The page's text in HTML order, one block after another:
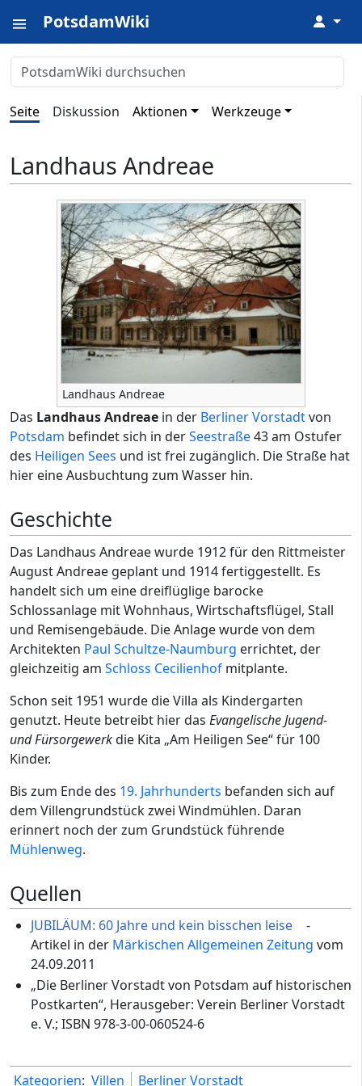
PotsdamWiki ↓
Seite Diskussion Aktionen Werkzeuge
Landhaus Andreae
Landhaus Andreae
Das Landhaus Andreae in der Berliner Vorstadtvon
Potsdam befindet sich in derSeestraße43 am Ostufer
des Heiligen Sees und ist frei zugänglich. Die Straße hat
hier eine Ausbuchtung zum Wasser hin.
Geschichte
Das Landhaus Andreae wurde 1912 für den Rittmeister
August Andreae geplant und 1914 fertiggestellt. Es
handelt sich um eine dreiflüglige barocke
Schlossanlage mit Wohnhaus, Wirtschaftsflügel, Stall
und Remisengebäude. Die Anlage wurde von dem
Architekten Paul Schultze-Naumburg errichtet, der
gleichzeitig am Schloss Cecilienhof mitplante.
Schon seit 1951 wurde die Villa als Kindergarten
genutzt. Heute betreibt hier das Evangelische Jugend-
und Fürsorgewerkdie Kita „Am Heiligen See“ für 100
Kinder.
Bis zum Ende des 19. Jahrhunderts befanden sich auf
dem Villengrundstück zwei Windmühlen. Daran
erinnert noch der zum Grundstück führende
Mühlenweg.
Quellen
JUBILÄUM: 60 Jahre und kein bisschen leise
-
Artikel in der Märkischen Allgemeinen Zeitung vom
24.09.2011
„Die Berliner Vorstadt von Potsdam auf historischen
Postkarten“, Herausgeber: Verein Berliner Vorstadt
e. V.; ISBN 978-3-00-060524-6
Kategorien: Villen Berliner Vorstadt